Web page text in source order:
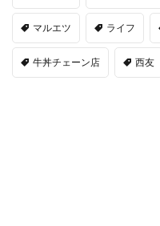
マルエツ ライフ
牛丼チェーン店 西友